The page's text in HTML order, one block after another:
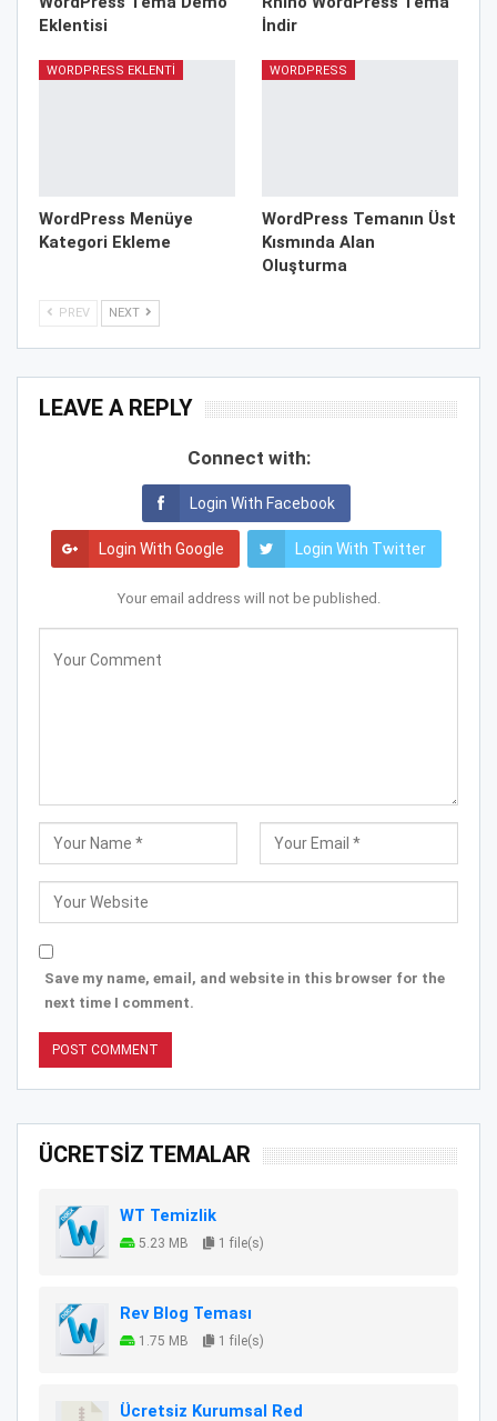
Eklentisi
İndir
WORDPRESS EKLENTI
WordPress Menüye
Kategori Ekleme
WORDPRESS
WordPress Temanın Üst
Kısmında Alan
Oluşturma
PREV NEXT
LEAVE A REPLY
Connect with:
Login With Facebook
Login With Google Login With Twitter
Your email address will not be published.
Save my name, email, and website in this browser for the
next time I comment.
ÜCRETSİZ TEMALAR
WT Temizlik
5.23 MB 1 file(s)
Rev Blog Teması
1.75 MB 1 file(s)
Ücretsiz Kurumsal Red